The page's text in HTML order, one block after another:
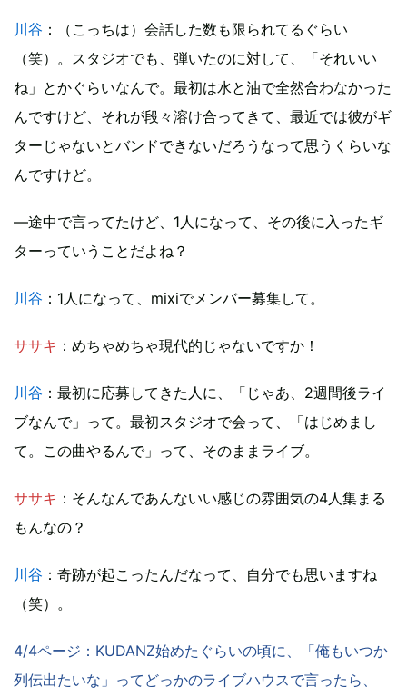
川谷 ：（こっちは）会話した数も限られてるぐらい
（笑）。スタジオでも、弾いたのに対して、「それいい
ね」とかぐらいなんで。最初は水と油で全然合わなかった
んですけど、それが段々溶け合ってきて、最近では彼がギ
ターじゃないとバンドできないだろうなって思うくらいな
んですけど。
―途中で言ってたけど、1人になって、その後に入ったギ
ターっていうことだよね？
川谷 ：1人になって、mixiでメンバー募集して。
ササキ ：めちゃめちゃ現代的じゃないですか！
川谷 ：最初に応募してきた人に、「じゃあ、2週間後ライ
ブなんで」って。最初スタジオで会って、「はじめまし
て。この曲やるんで」って、そのままライブ。
ササキ ：そんなんであんないい感じの雰囲気の4人集まる
もんなの？
川谷 ：奇跡が起こったんだなって、自分でも思いますね
（笑）。
4/4ページ：KUDANZ始めたぐらいの頃に、「俺もいつか
列伝出たいな」ってどっかのライブハウスで言ったら、